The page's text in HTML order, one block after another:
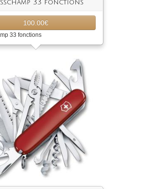
33 fonctions
100.00€
33 fonctions